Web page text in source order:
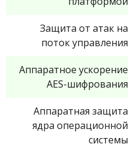
Защита от атак на
поток управления
Аппаратное ускорение
AES-шифрования
Аппаратная защита
ядра операционной
системы